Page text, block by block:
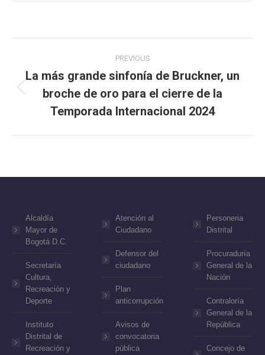
navigation
PREVIOUS
Previous
post:
La más grande sinfonía de Bruckner, un
broche de oro para el cierre de la
Temporada Internacional 2024
Alcaldía
Mayor de
Bogotá D.C.
Secretaría
Cultura,
Recreación y
Deporte
Instituto
Distrital de
Recreación y
Atención al
Ciudadano
Defensor del
ciudadano
Plan
anticorrupción
Avisos de
convocatoria
pública
Personeria
Distrital
Procuraduría
General de la
Nación
Contraloría
General de la
República
Concejo de